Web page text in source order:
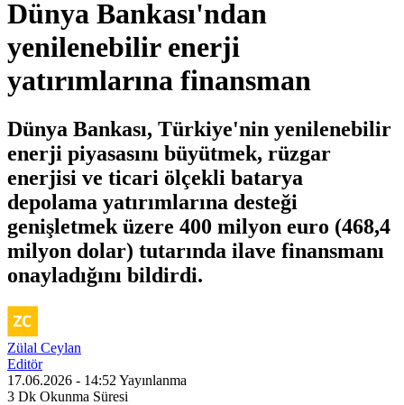
Dünya Bankası'ndan
yenilenebilir enerji
yatırımlarına finansman
Dünya Bankası, Türkiye'nin yenilenebilir
enerji piyasasını büyütmek, rüzgar
enerjisi ve ticari ölçekli batarya
depolama yatırımlarına desteği
genişletmek üzere 400 milyon euro (468,4
milyon dolar) tutarında ilave finansmanı
onayladığını bildirdi.
Zülal Ceylan
Editör
17.06.2026 - 14:52 Yayınlanma
3 Dk Okunma Süresi